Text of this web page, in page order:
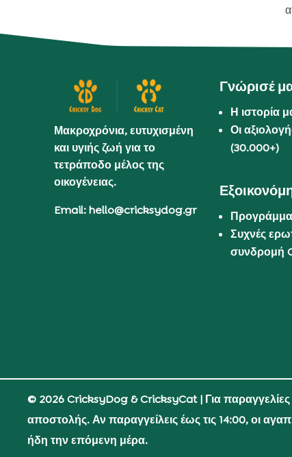
Μακροχρόνια, ευτυχισμένη
και υγιής ζωή για το
τετράποδο μέλος της
οικογένειας.
Email: hello@cricksydog.gr
Γνώρισέ
Η ιστορία
Οι
(30.000+)
Συχνές
συνδρομή
© 2026 CricksyDog & CricksyCat| Για
αποστολής. Αν παραγγείλεις έως τις 14:00, οι
ήδη την επόμενη μέρα.